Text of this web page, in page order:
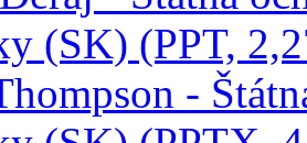
(SK) (PPT,
-